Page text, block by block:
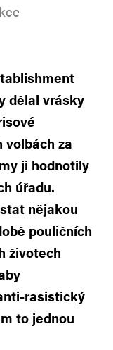
dělal vrásky
volbách za
ji hodnotily
úřadu.
nějakou
pouličních
životech
rasistický
to jednou